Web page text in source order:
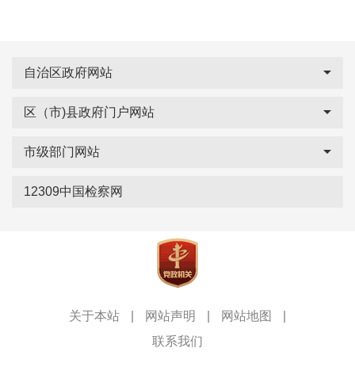
自治区政府网站
区（市)县政府门户网站
市级部门网站
12309中国检察网
关于本站 网站声明 网站地图
联系我们